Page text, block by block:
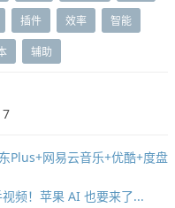
插件 效率 智能
辅助
Plus+网易云音乐+优酷+度盘
频！苹果 AI 也要来了...